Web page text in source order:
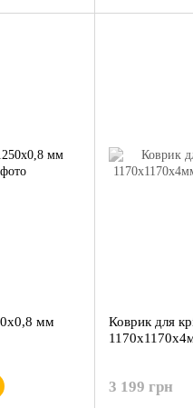
мм
Коврик для
3 199 грн